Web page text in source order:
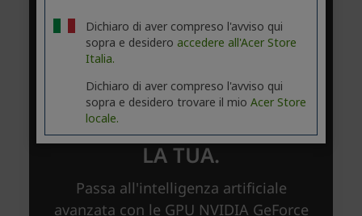
Dichiaro di aver compreso l'avviso qui
sopra e desidero accedere all'Acer Store
Italia.
Dichiaro di aver compreso l'avviso qui
sopra e desidero trovare il mio Acer Store
locale.